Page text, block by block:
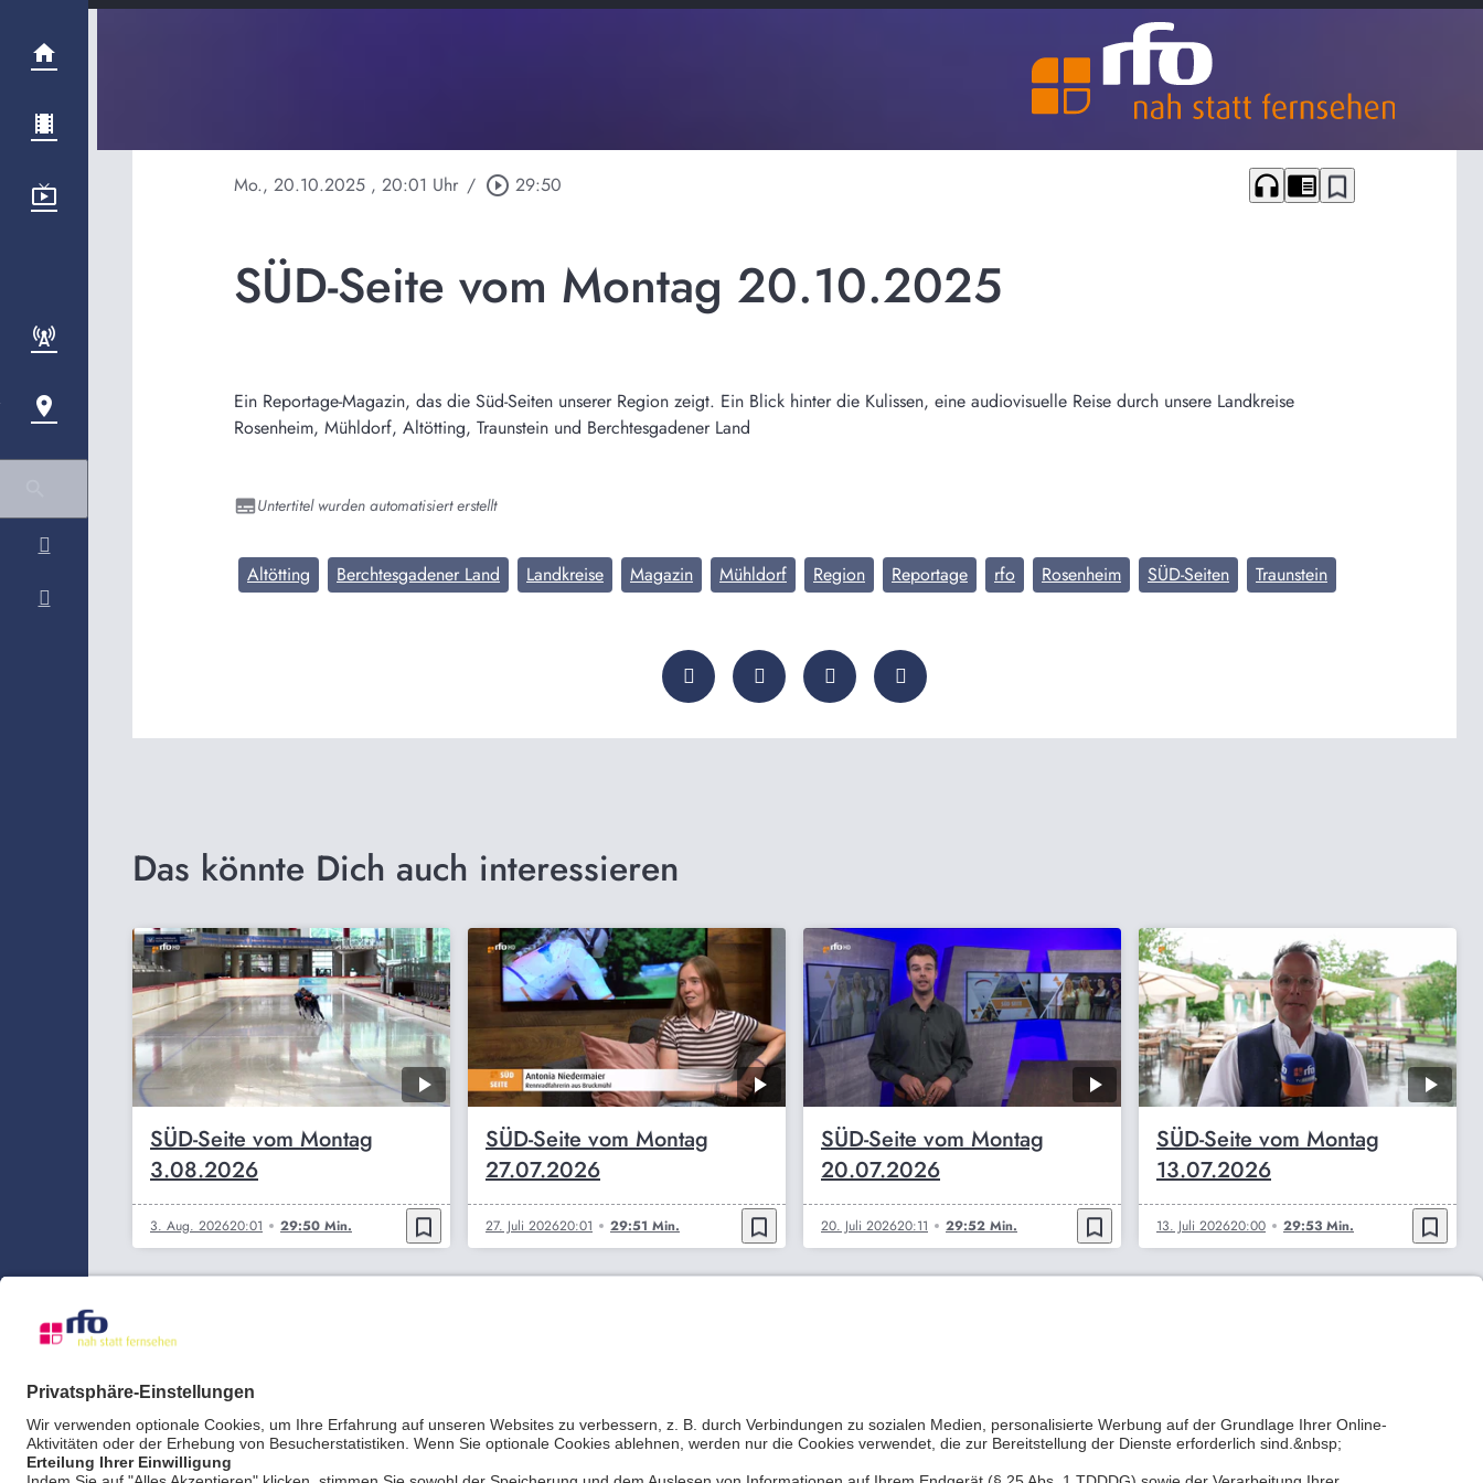
Mo., 20.10.2025 , 20:01 Uhr / play_circle_outline 29:50 headphones chrome_reader_mode bookmark_border
SÜD-Seite vom Montag 20.10.2025
Ein Reportage-Magazin, das die Süd-Seiten unserer Region zeigt. Ein Blick hinter die Kulissen, eine audiovisuelle Reise durch unsere Landkreise
Rosenheim, Mühldorf, Altötting, Traunstein und Berchtesgadener Land
Untertitel wurden automatisiert erstellt
Altötting Berchtesgadener Land Landkreise Magazin Mühldorf Region Reportage rfo Rosenheim SÜD-Seiten Traunstein
Das könnte Dich auch interessieren
SÜD-Seite vom Montag
3.08.2026
3. Aug. 202620:01 29:50 Min. bookmark_border
SÜD-Seite vom Montag
27.07.2026
27. Juli 202620:01 29:51 Min. bookmark_border
SÜD-Seite vom Montag
20.07.2026
20. Juli 202620:11 29:52 Min. bookmark_border
SÜD-Seite vom Montag
13.07.2026
13. Juli 202620:00 29:53 Min. bookmark_border